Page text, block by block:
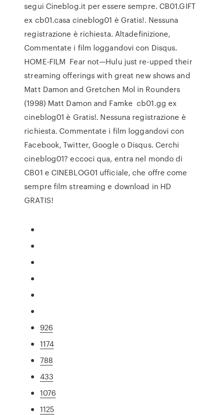
segui Cineblog.it per essere sempre. CB01.GIFT
ex cb01.casa cineblog01 è Gratis!. Nessuna
registrazione è richiesta. Altadefinizione,
Commentate i film loggandovi con Disqus.
HOME-FILM Fear not—Hulu just re-upped their
streaming offerings with great new shows and
Matt Damon and Gretchen Mol in Rounders
(1998) Matt Damon and Famke cb01.gg ex
cineblog01 è Gratis!. Nessuna registrazione è
richiesta. Commentate i film loggandovi con
Facebook, Twitter, Google o Disqus. Cerchi
cineblog01? eccoci qua, entra nel mondo di
CB01 e CINEBLOG01 ufficiale, che offre come
sempre film streaming e download in HD
GRATIS!
926
1174
788
433
1076
1125